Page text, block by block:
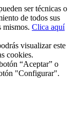
ser técnicas o
de todos sus
mismos. Clica aquí
visualizar este
cookies.
“Aceptar” o
"Configurar".